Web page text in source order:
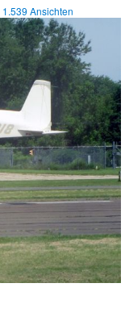
1.539 Ansichten